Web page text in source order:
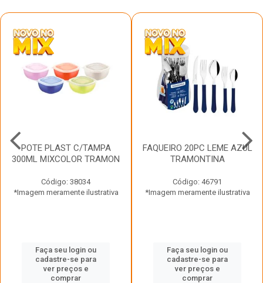
POTE PLAST C/TAMPA
300ML MIXCOLOR TRAMON
Código: 38034
*Imagem meramente ilustrativa
Faça seu login ou
cadastre-se para
ver preços e
comprar
FAQUEIRO 20PC LEME AZUL
TRAMONTINA
Código: 46791
*Imagem meramente ilustrativa
Faça seu login ou
cadastre-se para
ver preços e
comprar